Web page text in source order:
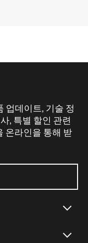
업데이트, 기술 정
, 특별 할인 관련
온라인을 통해 받